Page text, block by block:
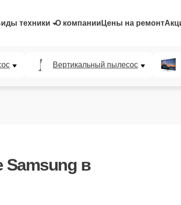
техники О компании Цены на ремонт
Вертикальный пылесос
в